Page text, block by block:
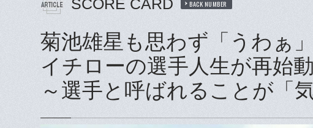
SCORE CARD BACK NUMBER
菊池雄星も思わず「うわぁ」
イチローの選手人生が再始動
～選手と呼ばれることが「